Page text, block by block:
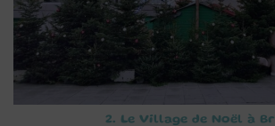
2. Le Village de Noël à